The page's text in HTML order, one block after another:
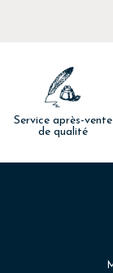
Service après-vente
de qualité